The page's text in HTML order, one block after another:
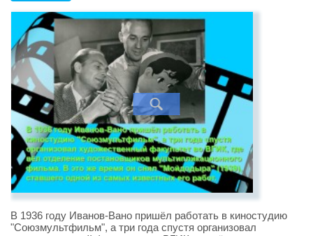
В 1936 году Иванов-Вано пришёл работать в киностудию
"Союзмультфильм", а три года спустя организовал